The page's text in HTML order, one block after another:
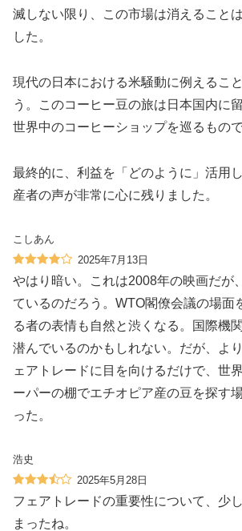
滅しない限り、この市場は消えること
した。
現代の日本における米騒動に例えるこ
う。このコーヒー豆の旅は日本国内に
世界中のコーヒーショップを巡るもので
最終的に、利益を「どのように」活用
産者の声が非常に心に残りました。
こしあん
2025年7月13日
やはり暗い。これは2008年の映画だが
ているのだろう。WTO閣僚会議の場面
る者の表情も自然と渋くなる。国際機
潜んでいるのかもしれない。だが、よ
ェアトレードに目を向けるだけで、世
ーパーの棚でエチオピア産の豆を探す
った。
浩史
2025年5月28日
フェアトレードの重要性について、少
まったね。